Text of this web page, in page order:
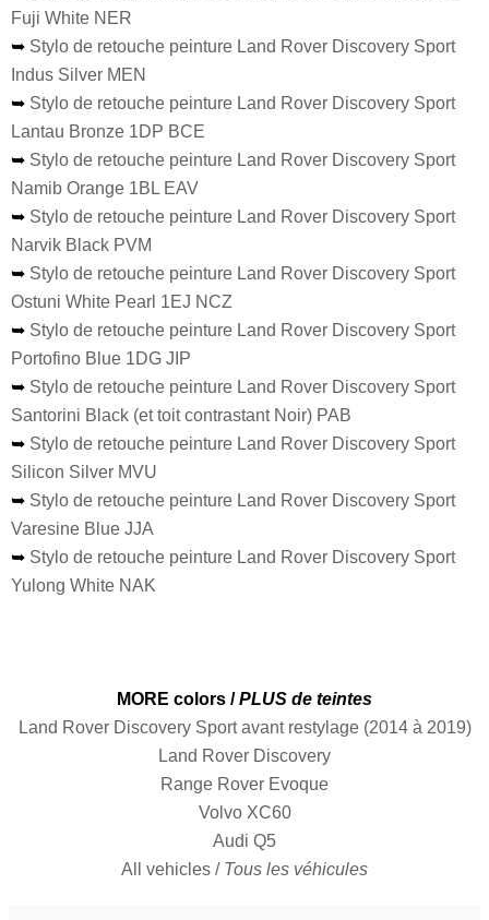
Fuji White NER
➥ Stylo de retouche peinture Land Rover Discovery Sport
Indus Silver MEN
➥ Stylo de retouche peinture Land Rover Discovery Sport
Lantau Bronze 1DP BCE
➥ Stylo de retouche peinture Land Rover Discovery Sport
Namib Orange 1BL EAV
➥ Stylo de retouche peinture Land Rover Discovery Sport
Narvik Black PVM
➥ Stylo de retouche peinture Land Rover Discovery Sport
Ostuni White Pearl 1EJ NCZ
➥ Stylo de retouche peinture Land Rover Discovery Sport
Portofino Blue 1DG JIP
➥ Stylo de retouche peinture Land Rover Discovery Sport
Santorini Black (et toit contrastant Noir) PAB
➥ Stylo de retouche peinture Land Rover Discovery Sport
Silicon Silver MVU
➥ Stylo de retouche peinture Land Rover Discovery Sport
Varesine Blue JJA
➥ Stylo de retouche peinture Land Rover Discovery Sport
Yulong White NAK
MORE colors /PLUS de teintes
Land Rover Discovery Sport avant restylage (2014 à 2019)
Land Rover Discovery
Range Rover Evoque
Volvo XC60
Audi Q5
All vehicles / Tous les véhicules